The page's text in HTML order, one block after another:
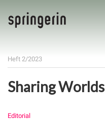
Heft 2/2023
Sharing Worlds
Editorial